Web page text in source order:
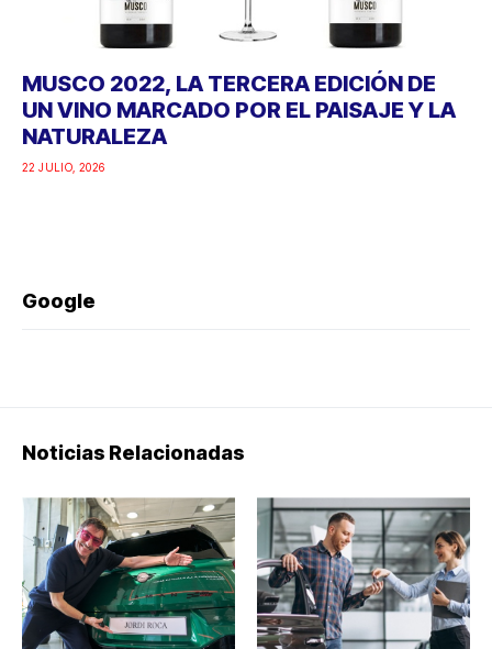
MUSCO 2022, LA TERCERA EDICIÓN DE
UN VINO MARCADO POR EL PAISAJE Y LA
NATURALEZA
22 JULIO, 2026
Google
Noticias Relacionadas